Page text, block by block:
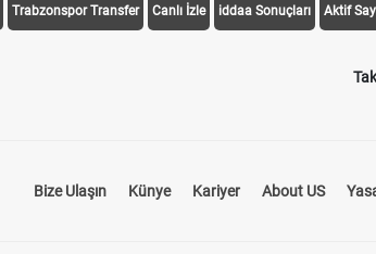
Trabzonspor Transfer Canlı İzle iddaa Sonuçları Aktif
Bize Ulaşın Künye Kariyer About US